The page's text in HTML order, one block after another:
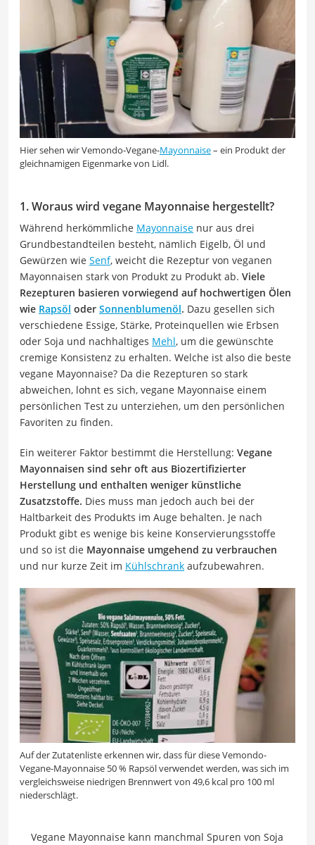
Hier sehen wir Vemondo-Vegane-Mayonnaise– ein Produkt der
gleichnamigen Eigenmarke von Lidl.
1. Woraus wird vegane Mayonnaise hergestellt?
Während herkömmliche Mayonnaise nur aus drei
Grundbestandteilen besteht, nämlich Eigelb, Öl und
Gewürzen wie Senf, weicht die Rezeptur von veganen
Mayonnaisen stark von Produkt zu Produkt ab. Viele
Rezepturen basieren vorwiegend auf hochwertigen Ölen
wie Rapsöl oder Sonnenblumenöl. Dazu gesellen sich
verschiedene Essige, Stärke, Proteinquellen wie Erbsen
oder Soja und nachhaltiges Mehl, um die gewünschte
cremige Konsistenz zu erhalten. Welche ist also die beste
vegane Mayonnaise? Da die Rezepturen so stark
abweichen, lohnt es sich, vegane Mayonnaise einem
persönlichen Test zu unterziehen, um den persönlichen
Favoriten zu finden.
Ein weiterer Faktor bestimmt die Herstellung: Vegane
Mayonnaisen sind sehr oft aus Biozertifizierter
Herstellung und enthalten weniger künstliche
Zusatzstoffe. Dies muss man jedoch auch bei der
Haltbarkeit des Produkts im Auge behalten. Je nach
Produkt gibt es wenige bis keine Konservierungsstoffe
und so ist die Mayonnaise umgehend zu verbrauchen
und nur kurze Zeit im Kühlschrank aufzubewahren.
Auf der Zutatenliste erkennen wir, dass für diese Vemondo-
Vegane-Mayonnaise 50 % Rapsöl verwendet werden, was sich im
vergleichsweise niedrigen Brennwert von 49,6 kcal pro 100 ml
niederschlägt.
Vegane Mayonnaise kann manchmal Spuren von Soja